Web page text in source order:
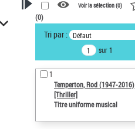
VOTRE RECHERCHE
Recherche avancée dans les
notices d’autorité
Œuvres liées à l'auteur :
Temperton, Rod (1947-2016)
Sauvegarder votre recherche
AFFINER
Voir la sélection (0)
(0)
Tri par : Défaut
sur 1
1
Temperton, Rod (1947-2016)
[Thriller]
Titre uniforme musical